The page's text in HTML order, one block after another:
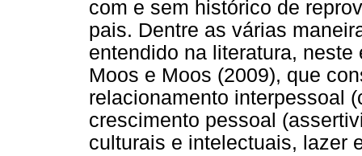
com e sem histórico de
pais. Dentre as várias
entendido na literatura,
Moos e Moos (2009), que
relacionamento interpessoal
crescimento pessoal
culturais e intelectuais, lazer